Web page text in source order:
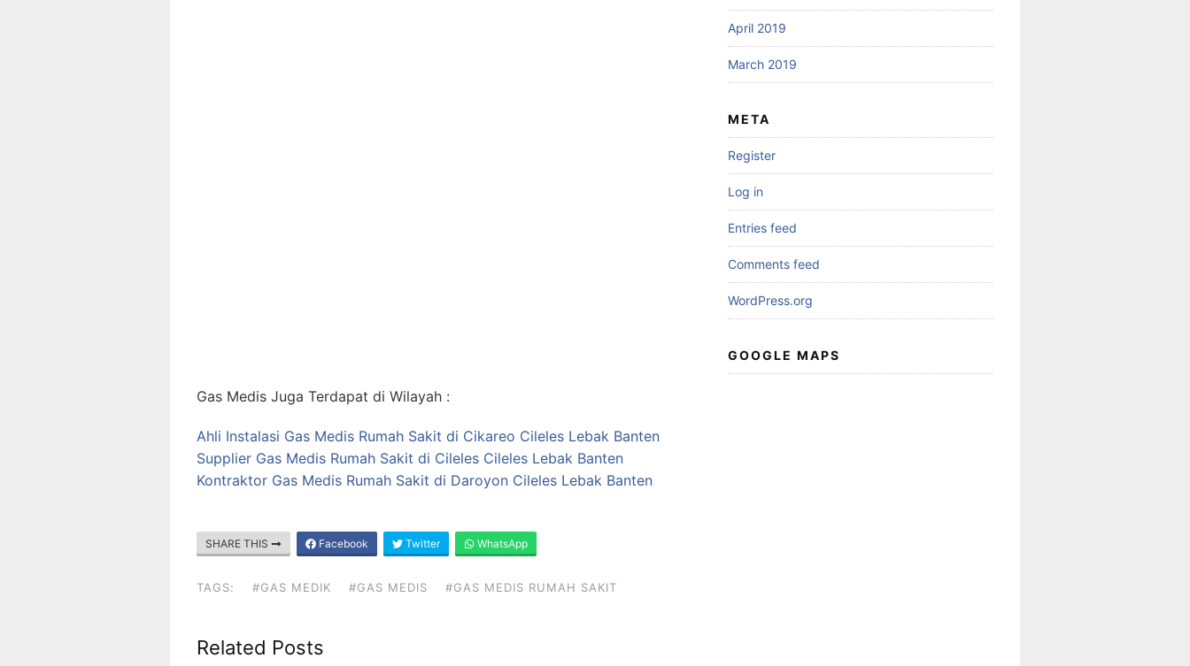
Gas Medis Juga Terdapat di Wilayah :
Ahli Instalasi Gas Medis Rumah Sakit di Cikareo Cileles Lebak Banten
Supplier Gas Medis Rumah Sakit di Cileles Cileles Lebak Banten
Kontraktor Gas Medis Rumah Sakit di Daroyon Cileles Lebak Banten
SHARE THIS Facebook Twitter WhatsApp
TAGS: #GAS MEDIK #GAS MEDIS #GAS MEDIS RUMAH SAKIT
Related Posts
April 2019
March 2019
META
Register
Log in
Entries feed
Comments feed
WordPress.org
GOOGLE MAPS